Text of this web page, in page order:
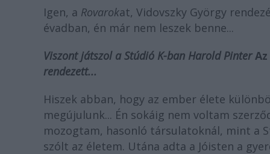
Igen, a Rovarokat, Vidovszky György
évadban, én már nem leszek benne...
Viszont játszol a Stúdió K-ban Harold Pinter
rendezett...
Hiszek abban, hogy az ember élete
megújulunk... Én sokáig nem voltam
mozogtam, hasonló társulatoknál, mint a
szólt az életem. Utána adta a Jóisten a